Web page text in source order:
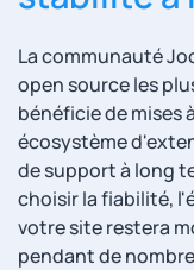
La communauté
open source les
bénéficie de mises
écosystème
de support à long
choisir la fiabilité,
votre site restera
pendant de